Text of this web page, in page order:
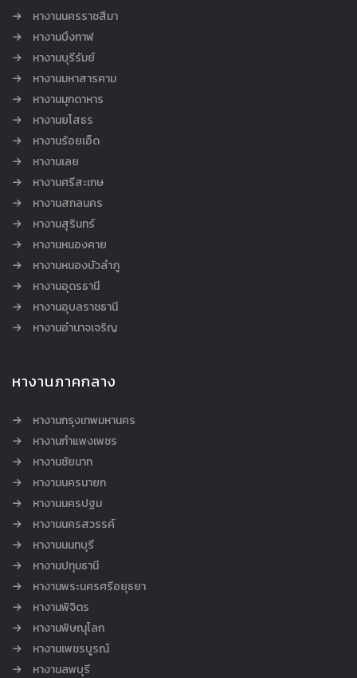
หางานนครราชสีมา
หางานบึงกาฬ
หางานบุรีรัมย์
หางานมหาสารคาม
หางานมุกดาหาร
หางานยโสธร
หางานร้อยเอ็ด
หางานเลย
หางานศรีสะเกษ
หางานสกลนคร
หางานสุรินทร์
หางานหนองคาย
หางานหนองบัวลำภู
หางานอุดรธานี
หางานอุบลราชธานี
หางานอำนาจเจริญ
หางานภาคกลาง
หางานกรุงเทพมหานคร
หางานกำแพงเพชร
หางานชัยนาท
หางานนครนายก
หางานนครปฐม
หางานนครสวรรค์
หางานนนทบุรี
หางานปทุมธานี
หางานพระนครศรีอยุธยา
หางานพิจิตร
หางานพิษณุโลก
หางานเพชรบูรณ์
หางานลพบุรี